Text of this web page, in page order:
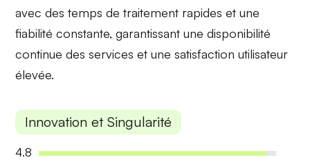
avec destemps de traitement rapides et une
fiabilité constante, garantissant une disponibilité
continue des services et une satisfaction utilisateur
élevée.
Innovation et Singularité
4.8